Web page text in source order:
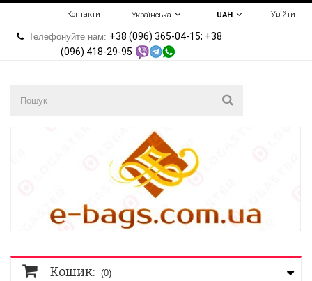
Увійти
UAH
Українська
Контакти
Телефонуйте нам: +38 (096) 365-04-15; +38
(096) 418-29-95
Кошик: (0)